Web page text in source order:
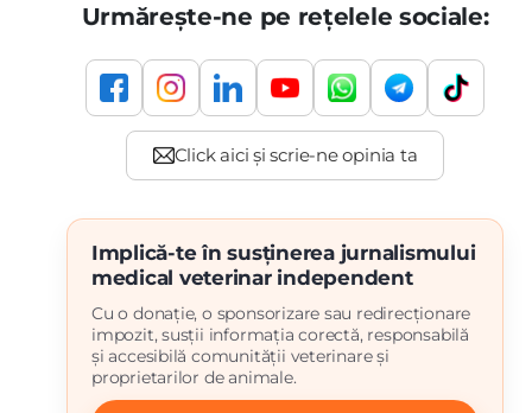
Urmărește-ne pe rețelele sociale:
Implică-te în susținerea jurnalismului
medical veterinar independent
Cu o donație, o sponsorizare sau redirecționare
impozit, susții informația corectă, responsabilă
și accesibilă comunității veterinare și
proprietarilor de animale.